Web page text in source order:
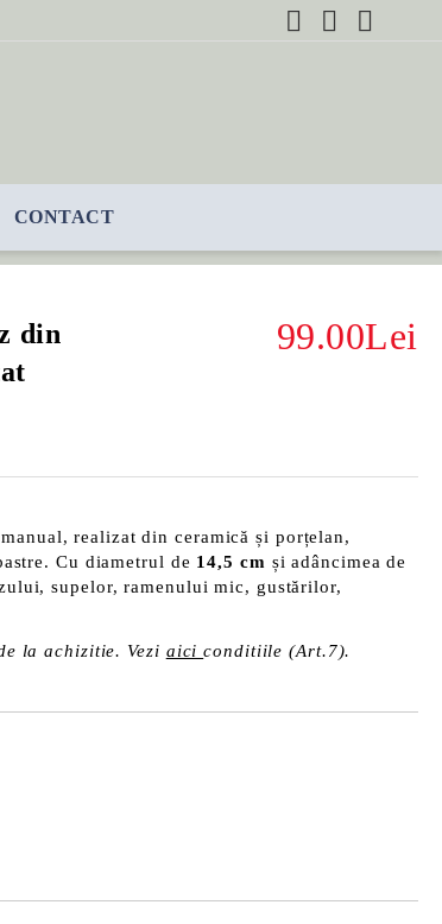
CONTACT
din
99.00Lei
realizat din ceramică și porțelan,
Cu diametrul de 14,5 cm și adâncimea de
supelor, ramenului mic, gustărilor,
la achizitie. Vezi aiciconditiile (Art.7).